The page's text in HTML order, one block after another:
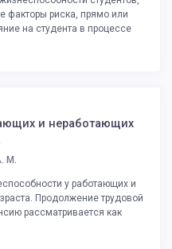
факторы риска, прямо или
на студента в процессе
и неработающих
М.
у работающих и
Продолжение трудовой
рассматривается как